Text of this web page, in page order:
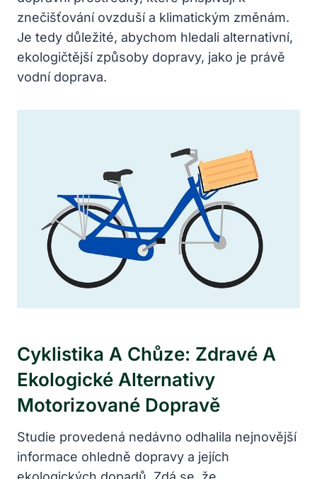
znečišťování ovzduší a klimatickým změnám.
Je tedy důležité, abychom hledali alternativní,
ekologičtější způsoby dopravy, jako je právě
vodní doprava.
Cyklistika A Chůze: Zdravé A
Ekologické Alternativy
Motorizované Dopravě
Studie provedená nedávno odhalila nejnovější
informace ohledně dopravy a jejích